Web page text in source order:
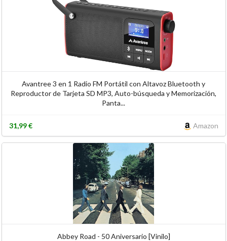
Avantree 3 en 1 Radio FM Portátil con Altavoz Bluetooth y
Reproductor de Tarjeta SD MP3, Auto-búsqueda y Memorización,
Panta...
Amazon
31,99 €
Abbey Road - 50 Aniversario [Vinilo]